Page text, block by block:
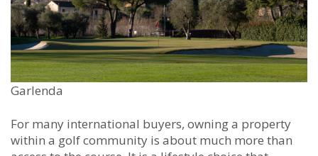
Garlenda
For many international buyers, owning a property
within a golf community is about much more than